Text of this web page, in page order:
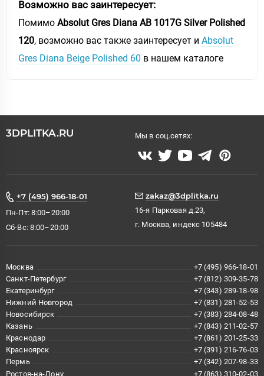
Возможно вас заинтересует:
Помимо Absolut Gres Diana AB 1017G Silver Polished
120, возможно вас также заинтересует и Absolut
Gres Diana Beige Polished 60 в нашем каталоге
3DPLITKA.RU Мы в соц.сетях:
+7 (495) 966-18-01
Пн-Пт: 8:00–20:00
Сб-Вс: 8:00–20:00
zakaz@3dplitka.ru
16-я Парковая д.23,
г. Москва, индекс 105484
Москва
+7 (495) 966-18-01
Санкт-Петербург
+7 (812) 309-35-78
Екатеринбург
+7 (343) 289-18-98
Нижний Новгород
+7 (831) 281-52-53
Новосибирск
+7 (383) 284-08-48
Казань
+7 (843) 211-02-57
Краснодар
+7 (861) 201-25-33
Красноярск
+7 (391) 216-76-03
Пермь
+7 (342) 207-98-33
Ростов-на-Дону
+7 (863) 310-02-03